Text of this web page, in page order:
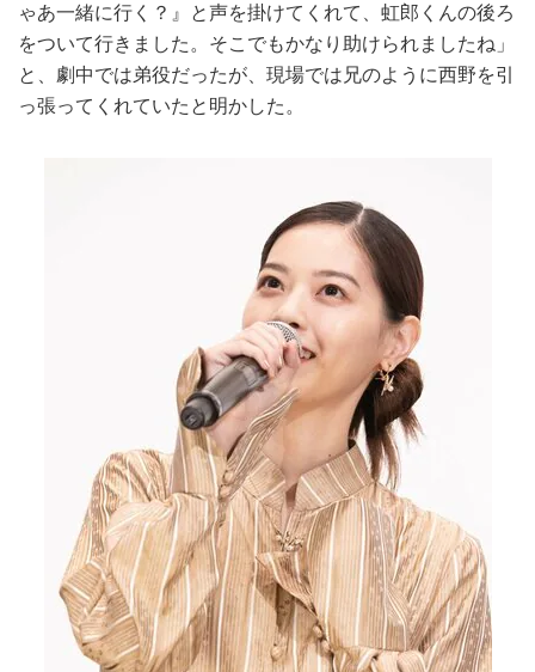
ゃあ一緒に行く？』と声を掛けてくれて、虹郎くんの後ろ
をついて行きました。そこでもかなり助けられましたね」
と、劇中では弟役だったが、現場では兄のように西野を引
っ張ってくれていたと明かした。